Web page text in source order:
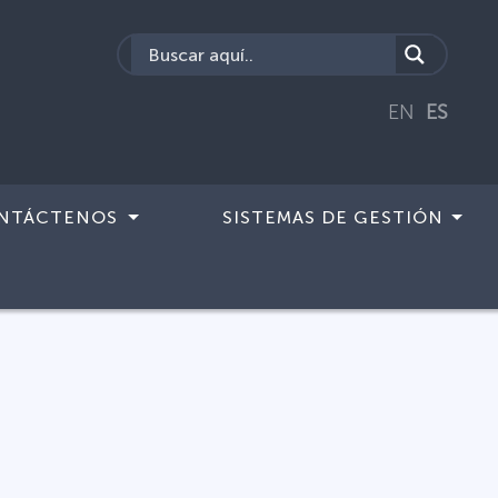
EN ES
SISTEMAS DE GESTIÓN